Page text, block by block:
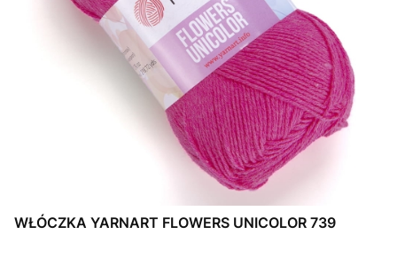
WŁÓCZKA YARNART FLOWERS UNICOLOR 739